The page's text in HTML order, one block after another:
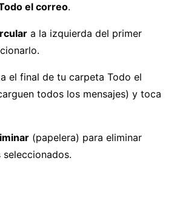
el correo.
a la izquierda del primer
el final de tu carpeta Todo el
todos los mensajes) y toca
(papelera) para eliminar